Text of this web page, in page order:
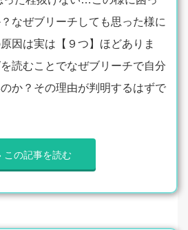
なぜブリーチしても思った様に
因は実は【９つ】ほどありま
読むことでなぜブリーチで自分
か？その理由が判明するはずで
この記事を読む